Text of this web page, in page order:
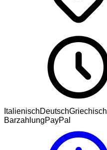
ItalienischDeutschGriechisch
BarzahlungPayPal